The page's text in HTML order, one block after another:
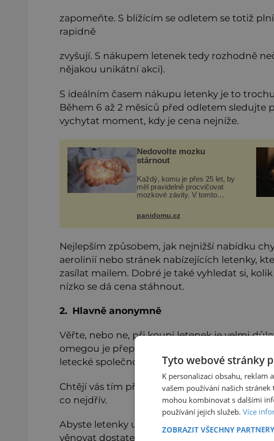
zapomeňte. S blížícím se odletem se totiž
rapidně
zvyšují. S nákupem letenek tedy rozhodně
nějakou unikátní akci).
S ideálním časem nákupu letenky je to
Během 6 až 2 měsíců před odletem sledujte
vychytat moment, kdy je cena nejníže.
Nedovolte mozku
stárnout
Každý, komu je přes 25 let, by
měl pravidelně procvičovat
mozkové závity. V tomto
problém vzpomenout si na
jméno kolegy z práce. Nebo
panidomu.cz
Nejlepším způsobem, jak nejnižší nabídku
aerolinií nebo stránek nabízejících letenky,
zasílat mailem. Dobré je také vyhledat si,
nízko se dá cena stáhnout.
2. Hlavně anonymně
Věřte, nebo ne, při koupi letenek je velmi
omegou je přepnout do anonymního režimu.
letecké společnosti vám rychle začnou cenu
Chtějí vás tím přesvědčit, že s nákupem
co nejdřív.
Abyste letenky ulovili opravdu za tu nejnižší
věnovat dostatek času. Vyhledávejte je v
Tyto webové stránky
K personalizaci obsahu, reklam
vašem používání našich
mohou kombinovat s dalšími
používání jejich služeb. Více
ZOBRAZIT VŠECHNY PARTNERY